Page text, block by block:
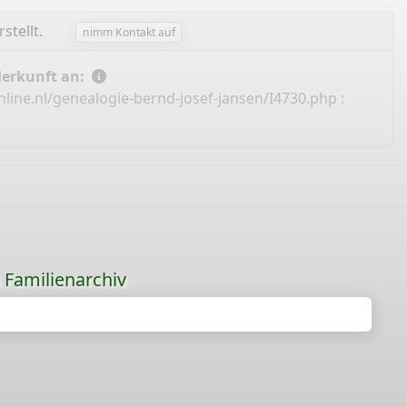
nimm Kontakt auf
an:
genealogie-bernd-josef-jansen/I4730.php :